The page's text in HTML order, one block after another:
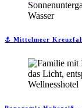
⚓ Mittelmeer